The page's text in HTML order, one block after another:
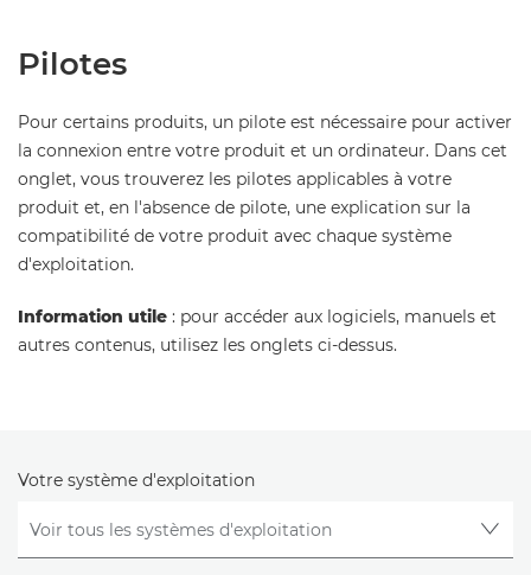
Pilotes
Pour certains produits, un pilote est nécessaire pour activer
la connexion entre votre produit et un ordinateur. Dans cet
onglet, vous trouverez les pilotes applicables à votre
produit et, en l'absence de pilote, une explication sur la
compatibilité de votre produit avec chaque système
d'exploitation.
Information utile : pour accéder aux logiciels, manuels et
autres contenus, utilisez les onglets ci-dessus.
Votre système d'exploitation